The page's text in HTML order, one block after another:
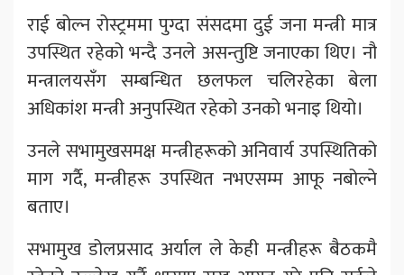
राई बोल्न रोस्ट्रममा पुग्दा संसदमा दुई जना मन्त्री मात्र
उपस्थित रहेको भन्दै उनले असन्तुष्टि जनाएका थिए। नौ
मन्त्रालयसँग सम्बन्धित छलफल चलिरहेका बेला
अधिकांश मन्त्री अनुपस्थित रहेको उनको भनाइ थियो।
उनले सभामुखसमक्ष मन्त्रीहरूको अनिवार्य उपस्थितिको
माग गर्दै, मन्त्रीहरू उपस्थित नभएसम्म आफू नबोल्ने
बताए।
सभामुख डोलप्रसाद अर्याल ले केही मन्त्रीहरू बैठकमै